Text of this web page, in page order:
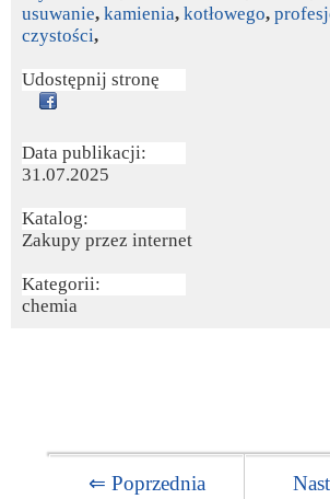
usuwanie, kamienia, kotłowego,
czystości,
Udostępnij stronę
Data publikacji:
31.07.2025
Katalog:
Zakupy przez internet
Kategorii:
chemia
⇐ Poprzednia